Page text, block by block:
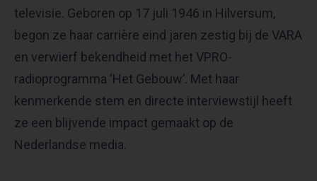
televisie. Geboren op 17 juli 1946 in Hilversum,
begon ze haar carrière eind jaren zestig bij de VARA
en verwierf bekendheid met het VPRO-
radioprogramma ‘Het Gebouw’. Met haar
kenmerkende stem en directe interviewstijl heeft
ze een blijvende impact gemaakt op de
Nederlandse media.